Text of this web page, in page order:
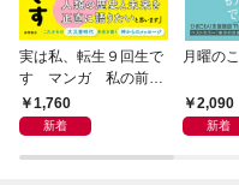
実は私、転生９回生で
す マンガ 私の前世
物語1,760
新着
月曜の
2,090
新着